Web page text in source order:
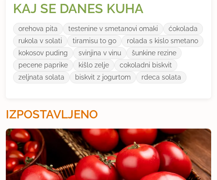
KAJ SE DANES KUHA
orehova pita testenine v smetanovi omaki
ćokolada
rukola v solati
tiramisu to go
rolada s kislo smetano
kokosov puding
svinjina v vinu
šunkine rezine
pecene paprike
kišlo zelje
cokoladni biskvit
zeljnata solata
biskvit z jogurtom rdeca solata
IZPOSTAVLJENO